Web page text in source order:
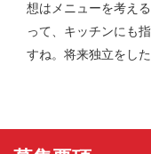
想はメニューを考え
って、キッチンにも
すね。将来独立をし